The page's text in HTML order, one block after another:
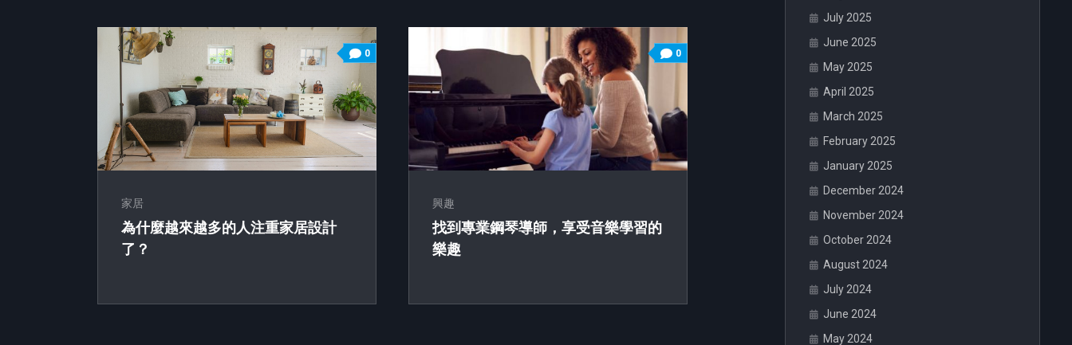
0
家居
為什麼越來越多的人注重家居設計
了？
0
興趣
找到專業鋼琴導師，享受音樂學習的
樂趣
July 2025
June 2025
May 2025
April 2025
March 2025
February 2025
January 2025
December 2024
November 2024
October 2024
August 2024
July 2024
June 2024
May 2024